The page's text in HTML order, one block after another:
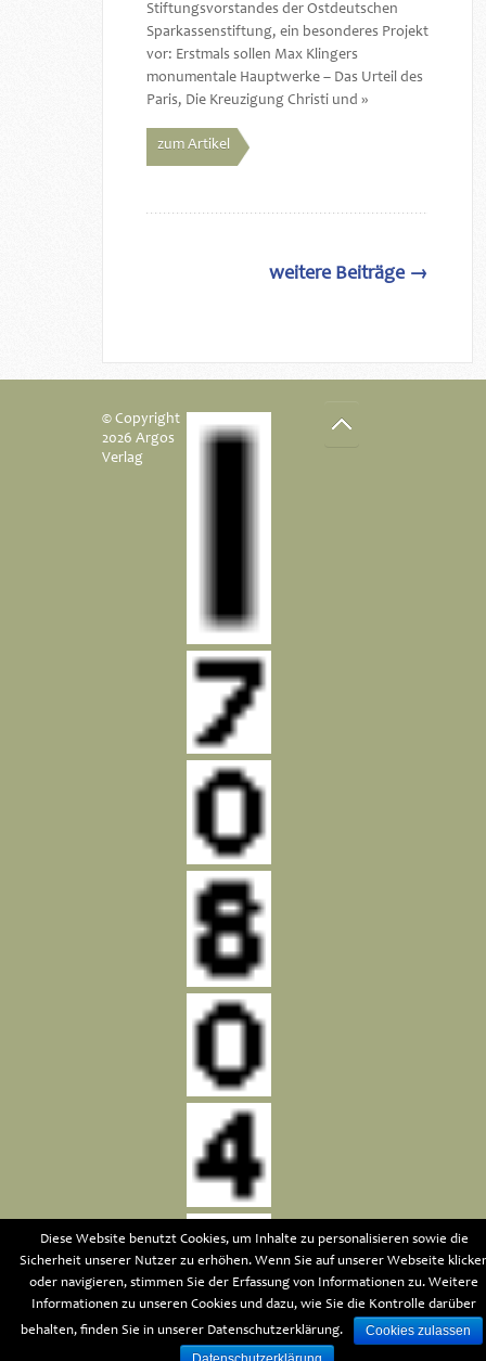
Stiftungsvorstandes der Ostdeutschen
Sparkassenstiftung, ein besonderes Projekt
vor: Erstmals sollen Max Klingers
monumentale Hauptwerke – Das Urteil des
Paris, Die Kreuzigung Christi und »
zum Artikel
weitere Beiträge →
© Copyright
2026 Argos
Verlag
Besucher
Diese Website benutzt Cookies, um Inhalte zu personalisieren sowie die
Sicherheit unserer Nutzer zu erhöhen. Wenn Sie auf unserer Webseite
oder navigieren, stimmen Sie der Erfassung von Informationen zu. Weitere
Informationen zu unseren Cookies und dazu, wie Sie die Kontrolle darüber
behalten, finden Sie in unserer Datenschutzerklärung.
Cookies zulassen